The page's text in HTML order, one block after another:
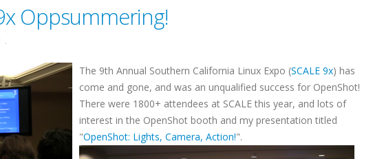
Oppsummering!
.
The 9th Annual Southern California Linux Expo (SCALE 9x) has
come and gone, and was an unqualified success for OpenShot!
There were 1800+ attendees at SCALE this year, and lots of
interest in the OpenShot booth and my presentation titled
"OpenShot: Lights, Camera, Action!".